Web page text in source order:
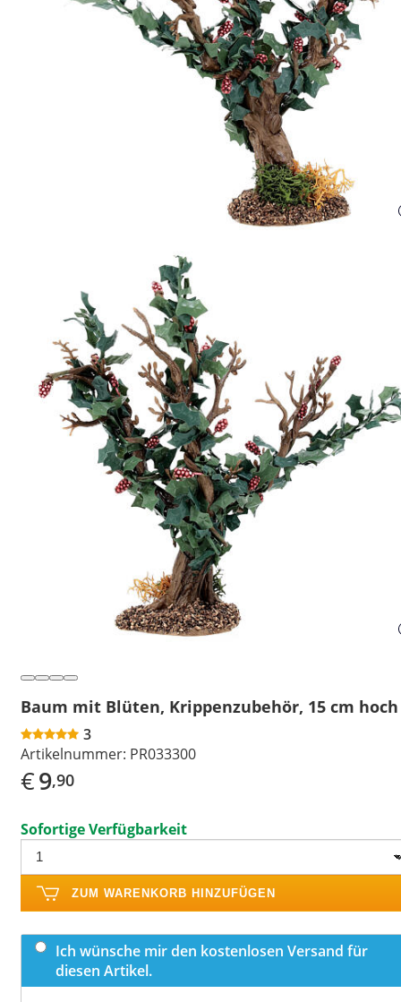
Baum mit Blüten, Krippenzubehör, 15 cm hoch
3
Artikelnummer: PR033300
€9,90
Sofortige Verfügbarkeit
ZUM WARENKORB HINZUFÜGEN
Ich wünsche mir den kostenlosen Versand für
diesen Artikel.